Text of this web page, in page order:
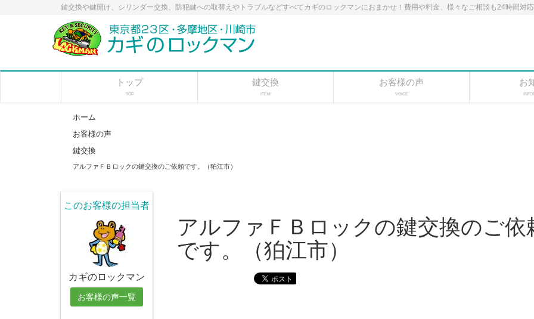
鍵交換や鍵開け、シリンダー交換、防犯鍵への取替えやトラブルなどすべてカギのロックマンにおまかせ！費用や料金、様々なご相談も24時間対
トップ
TOP
鍵交換
ITEM
お客様の声
VOICE
お
ホーム
お客様の声
鍵交換
アルファＦＢロックの鍵交換のご依頼です。（狛江市）
アルファＦＢロックの鍵交換のご依
です。（狛江市）
このお客様の担当者
カギのロックマン
お客様の声一覧